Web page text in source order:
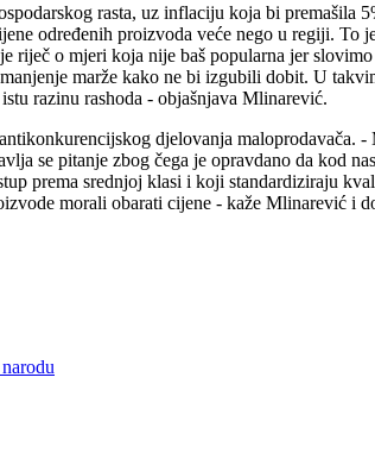
rasta, uz inflaciju koja bi premašila
određenih proizvoda veće nego u regiji. To
o mjeri koja nije baš popularna jer
marže kako ne bi izgubili dobit. U
razinu rashoda - objašnjava Mlinarević.
djelovanja maloprodavača.
se pitanje zbog čega je opravdano da kod
prema srednjoj klasi i koji standardiziraju
morali obarati cijene - kaže Mlinarević i